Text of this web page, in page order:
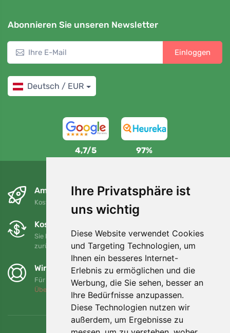
Ihre Privatsphäre ist
uns wichtig
Diese Website verwendet Cookies
und Targeting Technologien, um
Ihnen ein besseres Internet-
Erlebnis zu ermöglichen und die
Werbung, die Sie sehen, besser an
Ihre Bedürfnisse anzupassen.
Diese Technologien nutzen wir
außerdem, um Ergebnisse zu
Abonnieren Sie unseren Newsletter
Einloggen
Deutsch / EUR
4,7/5 97%
Am nächsten Tag und kostenlos
Kostenloser Versand für Bestellungen über 80 EUR
Kostenloser Umtausch und Rückgabe
Sie können Ihre Bestellung jederzeit innerhalb von 90 Tagen
zurückgeben oder umtauschen.
Wir unterstützen Trees.org
Für jede Bestellung pflanzen wir einen Baum! Mehr lesen
Über uns